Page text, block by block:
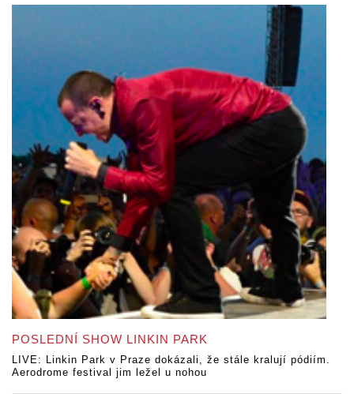
POSLEDNÍ SHOW LINKIN PARK
LIVE: Linkin Park v Praze dokázali, že stále kralují pódiím.
Aerodrome festival jim ležel u nohou